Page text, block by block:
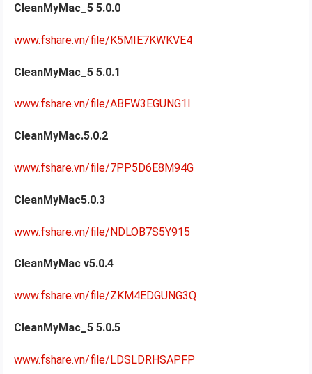
CleanMyMac_5 5.0.0
www.fshare.vn/file/K5MIE7KWKVE4
CleanMyMac_5 5.0.1
www.fshare.vn/file/ABFW3EGUNG1I
CleanMyMac.5.0.2
www.fshare.vn/file/7PP5D6E8M94G
CleanMyMac5.0.3
www.fshare.vn/file/NDLOB7S5Y915
CleanMyMac v5.0.4
www.fshare.vn/file/ZKM4EDGUNG3Q
CleanMyMac_5 5.0.5
www.fshare.vn/file/LDSLDRHSAPFP